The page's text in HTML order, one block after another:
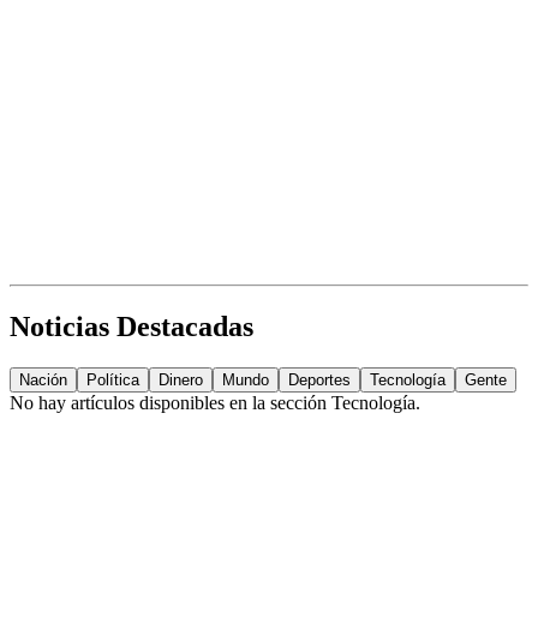
Noticias Destacadas
Nación Política Dinero Mundo Deportes Tecnología Gente
No hay artículos disponibles en la sección Tecnología.